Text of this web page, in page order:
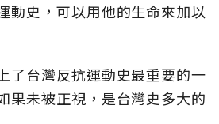
動史，可以用他的生命來加以
了台灣反抗運動史最重要的一
果未被正視，是台灣史多大的